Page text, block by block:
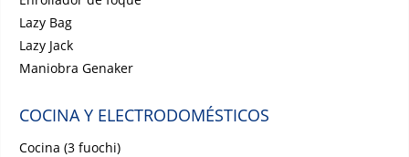
Lazy Bag
Lazy Jack
Maniobra Genaker
COCINA Y ELECTRODOMÉSTICOS
Cocina (3 fuochi)